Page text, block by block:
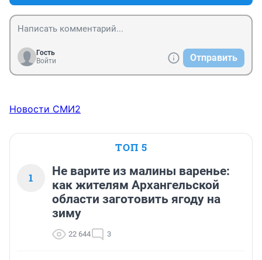
Гость
Войти
Отправить
Новости СМИ2
ТОП 5
1
Не варите из малины варенье:
как жителям Архангельской
области заготовить ягоду на
зиму
22 644 3